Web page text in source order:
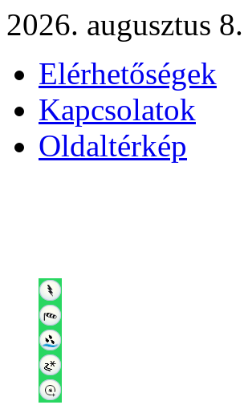
2026. augusztus
Elérhetőségek
Kapcsolatok
Oldaltérkép